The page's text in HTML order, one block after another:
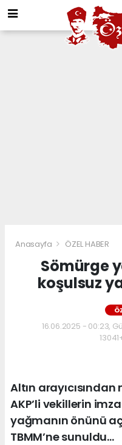
Anasayfa ÖZEL HABER
Sömürge
koşulsuz
16.06.2025 - 00:23,
Altın
AKP’li vekillerin
yağmanın önünü
TBMM’ne sunuldu…